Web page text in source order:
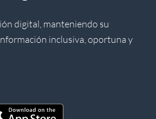
digital, manteniendo su
inclusiva, oportuna y